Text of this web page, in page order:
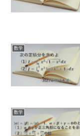
数学
数学